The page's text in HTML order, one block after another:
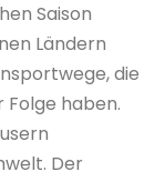
Saison
Ländern
die
haben.
Der